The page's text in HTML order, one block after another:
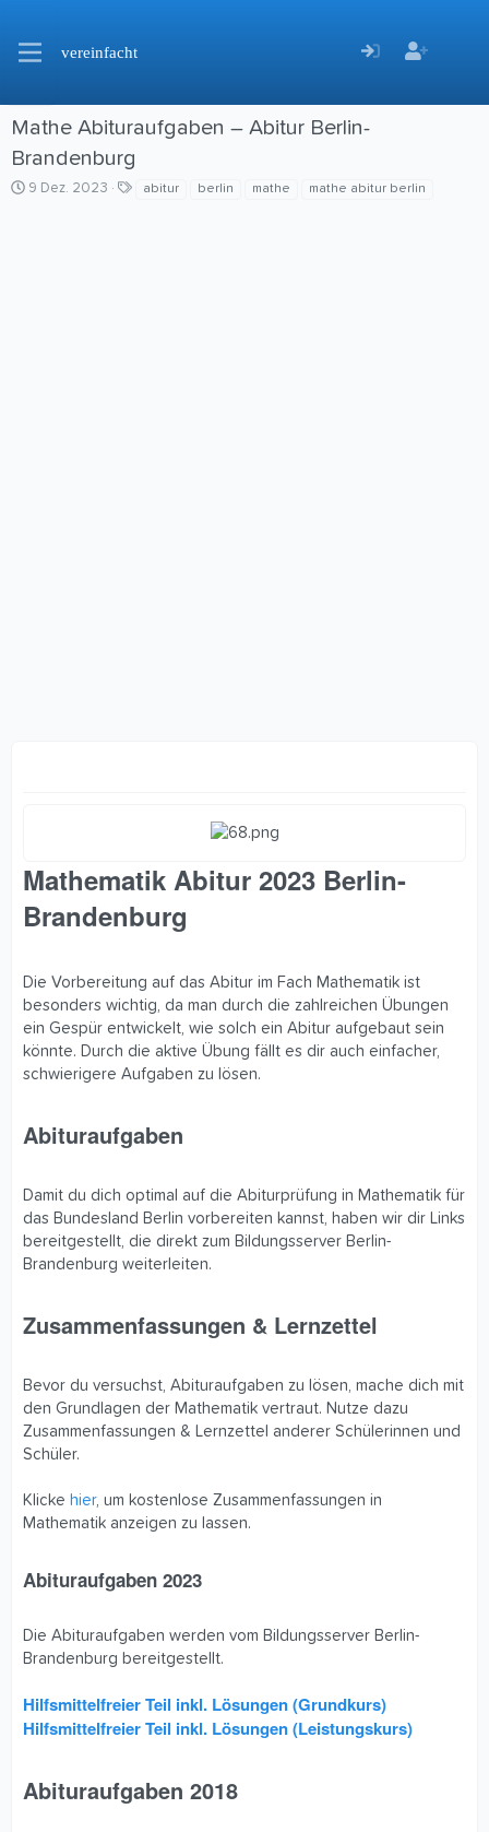
vereinfacht
Mathe Abituraufgaben – Abitur Berlin-
Brandenburg
C
9 Dez. 2023 abitur berlin mathe mathe abitur berlin
Mathematik Abitur 2023 Berlin-
Brandenburg​
Die Vorbereitung auf das Abitur im Fach Mathematik ist
besonders wichtig, da man durch die zahlreichen Übungen
ein Gespür entwickelt, wie solch ein Abitur aufgebaut sein
könnte. Durch die aktive Übung fällt es dir auch einfacher,
schwierigere Aufgaben zu lösen.
Abituraufgaben​
Damit du dich optimal auf die Abiturprüfung in Mathematik für
das Bundesland Berlin vorbereiten kannst, haben wir dir Links
bereitgestellt, die direkt zum Bildungsserver Berlin-
Brandenburg weiterleiten.
Zusammenfassungen & Lernzettel​
Bevor du versuchst, Abituraufgaben zu lösen, mache dich mit
den Grundlagen der Mathematik vertraut. Nutze dazu
Zusammenfassungen & Lernzettel anderer Schülerinnen und
Schüler.
Klicke hier, um kostenlose Zusammenfassungen in
Mathematik anzeigen zu lassen.
Abituraufgaben 2023​
Die Abituraufgaben werden vom Bildungsserver Berlin-
Brandenburg bereitgestellt.
Hilfsmittelfreier Teil inkl. Lösungen (Grundkurs)
Hilfsmittelfreier Teil inkl. Lösungen (Leistungskurs)
Abituraufgaben 2018​